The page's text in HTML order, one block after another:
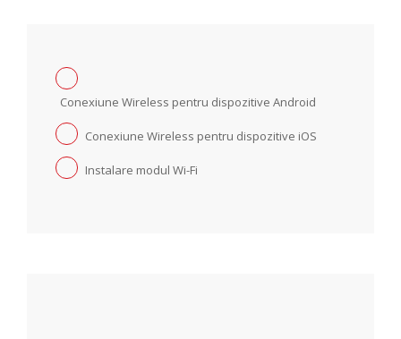
Conexiune Wireless pentru dispozitive Android
Conexiune Wireless pentru dispozitive iOS
Instalare modul Wi-Fi